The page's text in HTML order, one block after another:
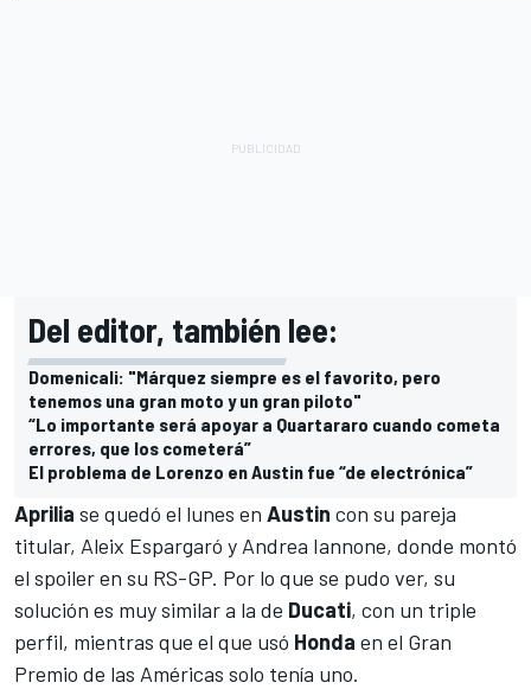
Del editor, también lee:
Domenicali: "Márquez siempre es el favorito, pero
tenemos una gran moto y un gran piloto"
“Lo importante será apoyar a Quartararo cuando cometa
errores, que los cometerá”
El problema de Lorenzo en Austin fue “de electrónica”
Aprilia se quedó el lunes en Austin con su pareja
titular, Aleix Espargaró y Andrea Iannone, donde montó
el spoiler en su RS-GP. Por lo que se pudo ver, su
solución es muy similar a la de Ducati, con un triple
perfil, mientras que el que usó Honda en el Gran
Premio de las Américas solo tenía uno.